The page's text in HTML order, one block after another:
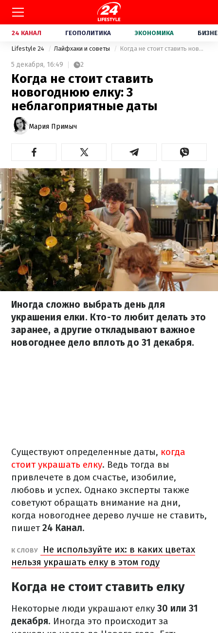
24 КАНАЛ ГЕОПОЛИТИКА ЭКОНОМИКА
Lifestyle 24 Лайфхаки и советы Когда не стоит ставить новогоднюю елку: 3 неблагоприятные даты
5 декабря, 16:49 2
Когда не стоит ставить
новогоднюю елку: 3
неблагоприятные даты
Мария Примыч
Иногда сложно выбрать день для
украшения елки. Кто-то любит делать это
заранее, а другие откладывают важное
новогоднее дело вплоть до 31 декабря.
Существуют определенные даты, когда
стоит украшать елку. Ведь тогда вы
привлечете в дом счастье, изобилие,
любовь и успех. Однако эксперты также
советуют обращать внимание на дни,
когда новогоднее дерево лучше не ставить,
пишет24 Канал.
К СЛОВУ
Не используйте их: в каких цветах
нельзя украшать елку в этом году
Когда не стоит ставить елку
Некоторые люди украшают елку 30 или 31
декабря. Иногда это происходит за